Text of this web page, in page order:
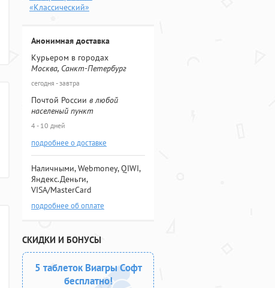
«Классический»
Анонимная доставка
Курьером в городах
Москва, Санкт-Петербург
сегодня - завтра
Почтой России в любой
населеный пункт
4 - 10 дней
подробнее о доставке
Наличными, Webmoney, QIWI,
Яндекс.Деньги,
VISA/MasterCard
подробнее об оплате
СКИДКИ И БОНУСЫ
5 таблеток Виагры Софт
бесплатно!